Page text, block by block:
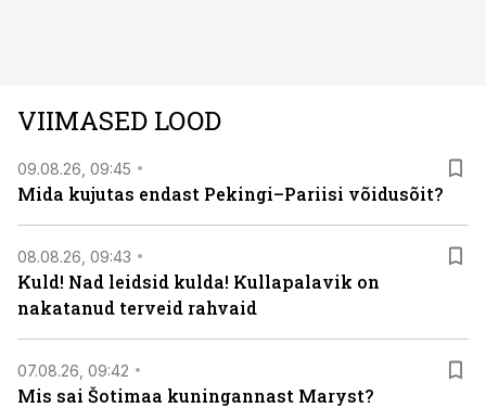
VIIMASED LOOD
09.08.26, 09:45
Mida kujutas endast Pekingi–Pariisi võidusõit?
08.08.26, 09:43
Kuld! Nad leidsid kulda! Kullapalavik on
nakatanud terveid rahvaid
07.08.26, 09:42
Mis sai Šotimaa kuningannast Maryst?